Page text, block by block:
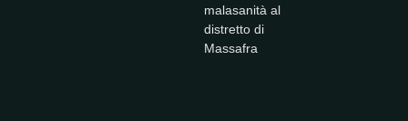
malasanità al
distretto di
Massafra